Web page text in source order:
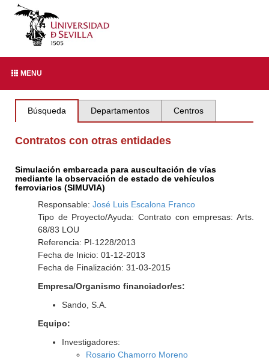
MENU
Búsqueda Departamentos Centros
Contratos con otras entidades
Simulación embarcada para auscultación de vías
mediante la observación de estado de vehículos
ferroviarios (SIMUVIA)
Responsable: José Luis Escalona Franco
Tipo de Proyecto/Ayuda: Contrato con empresas: Arts.
68/83 LOU
Referencia: PI-1228/2013
Fecha de Inicio: 01-12-2013
Fecha de Finalización: 31-03-2015
Empresa/Organismo financiador/es:
Sando, S.A.
Equipo:
Investigadores:
Rosario Chamorro Moreno